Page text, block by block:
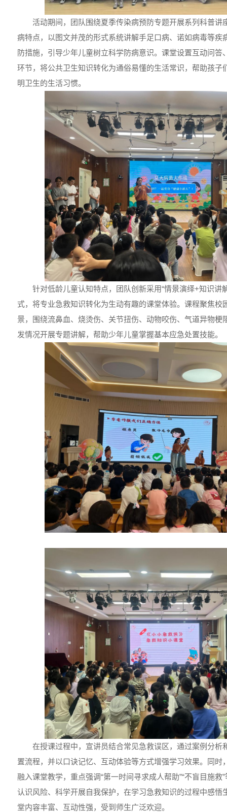
活动期间，团队围绕夏季传染病预防专题开展系列科普讲
病特点，以图文并茂的形式系统讲解手足口病、诺如病毒等疾
防措施，引导少年儿童树立科学防病意识。课堂设置互动问答
环节，将公共卫生知识转化为通俗易懂的生活常识，帮助孩子
明卫生的生活习惯。
针对低龄儿童认知特点，团队创新采用“情景演绎+知识讲
式，将专业急救知识转化为生动有趣的课堂体验。课程聚焦校
景，围绕流鼻血、烧烫伤、关节扭伤、动物咬伤、气道异物梗
发情况开展专题讲解，帮助少年儿童掌握基本应急处置技能。
在授课过程中，宣讲员结合常见急救误区，通过案例分析
置流程，并以口诀记忆、互动体验等方式增强学习效果。同时
融入课堂教学，重点强调“第一时间寻求成人帮助”“不盲目施救
认识风险、科学开展自我保护，在学习急救知识的过程中感悟
堂内容丰富、互动性强，受到师生广泛欢迎。